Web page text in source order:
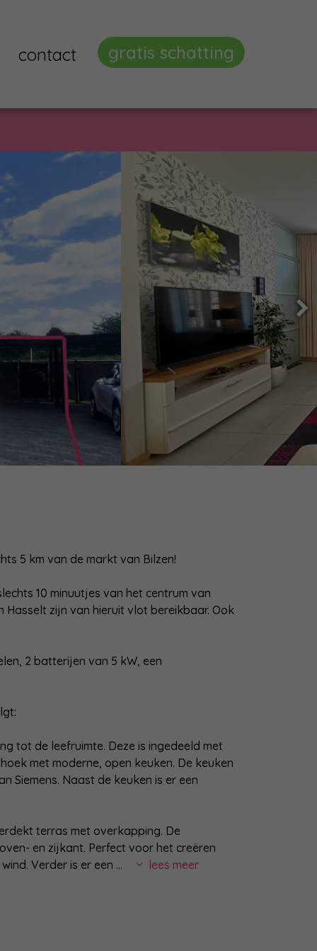
contact gratis schatting
5 km van de markt van Bilzen!
10 minuutjes van het centrum van
Hasselt zijn van hieruit vlot bereikbaar. Ook
2 batterijen van 5 kW, een
tot de leefruimte. Deze is ingedeeld met
met moderne, open keuken. De keuken
Siemens. Naast de keuken is er een
terras met overkapping. De
en zijkant. Perfect voor het creëren
Verder is er een ... lees meer